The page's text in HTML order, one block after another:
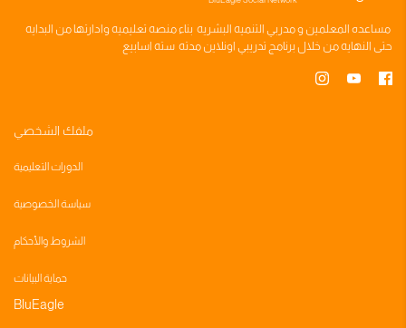
مساعده المعلمين ومدربي التنميه البشريه بناءمنصه تعليميه وادارتها من البدايه
حتى النهايه من خلال برنامج تدريبي اونلاين مدته سته اسابيع
ملفك الشخصي
الدورات التعليمية
سياسة الخصوصية
الشروط والأحكام
حماية البيانات
BluEagle